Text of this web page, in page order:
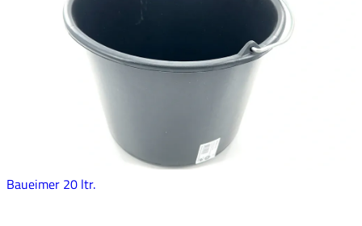
Baueimer 20 ltr.